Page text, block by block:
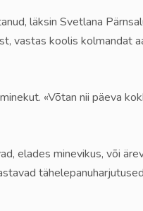
läksin Svetlana
vastas koolis kolmandat
«Võtan nii päeva
elades minevikus, või